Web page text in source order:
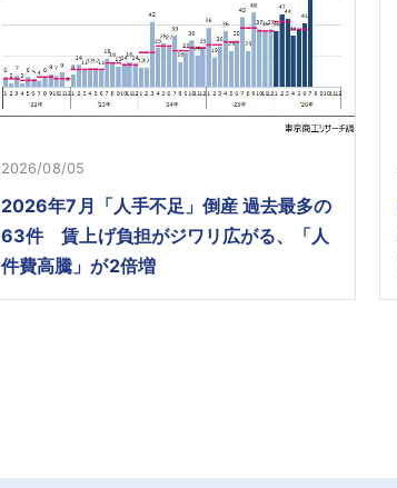
2026/08/05
2026年7月「人手不足」倒産 過去最多の
63件 賃上げ負担がジワリ広がる、「人
件費高騰」が2倍増